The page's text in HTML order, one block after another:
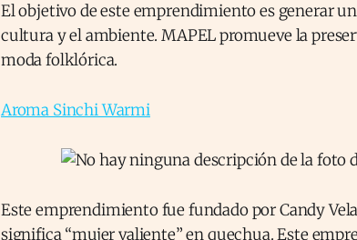
El objetivo de este emprendimiento es generar
cultura y el ambiente. MAPEL promueve la
moda folklórica.
Aroma Sinchi Warmi
Este emprendimiento fue fundado por Candy
significa “mujer valiente” en quechua. Este